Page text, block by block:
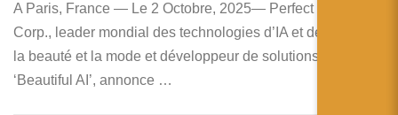
A Paris, France — Le 2 Octobre, 2025— Perfect
Corp., leader mondial des technologies d’IA et de RA pour
la beauté et la mode et développeur de solutions de
‘Beautiful AI’, annonce …